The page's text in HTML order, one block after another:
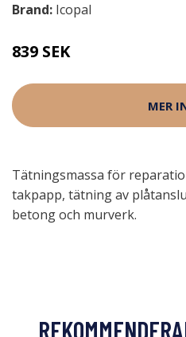
Brand: Icopal
839 SEK
MER
Tätningsmassa för
takpapp, tätning av
betong och murverk.